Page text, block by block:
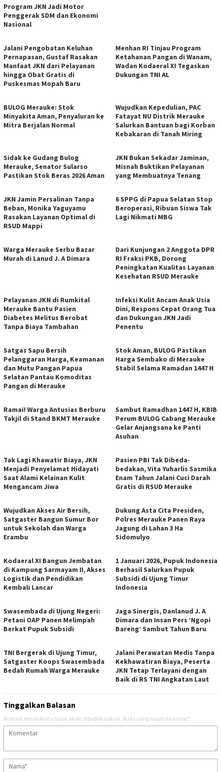
Program JKN Jadi Motor
Penggerak SDM dan Ekonomi
Nasional
Jalani Pengobatan Keluhan
Pernapasan, Gustaf Rasakan
Manfaat JKN dari Pelayanan
hingga Obat Gratis di
Puskesmas Mopah Baru
Menhan RI Tinjau Program
Ketahanan Pangan di Wanam,
Wadan Kodaeral XI Tegaskan
Dukungan TNI AL
BULOG Merauke: Stok
Minyakita Aman, Penyaluran ke
Mitra Berjalan Normal
Wujudkan Kepedulian, PAC
Fatayat NU Distrik Merauke
Salurkan Bantuan bagi Korban
Kebakaran di Tanah Miring
Sidak ke Gudang Bulog
Merauke, Senator Sularso
Pastikan Stok Beras 2026 Aman
JKN Bukan Sekadar Jaminan,
Misnah Buktikan Pelayanan
yang Membuatnya Tenang
JKN Jamin Persalinan Tanpa
Beban, Monika Yaguyamu
Rasakan Layanan Optimal di
RSUD Mappi
6 SPPG di Papua Selatan Stop
Beroperasi, Ribuan Siswa Tak
Lagi Nikmati MBG
Warga Merauke Serbu Bazar
Murah di Lanud J. A Dimara
Dari Kunjungan 2 Anggota DPR
RI Fraksi PKB, Dorong
Peningkatan Kualitas Layanan
Kesehatan RSUD Merauke
Pelayanan JKN di Rumkital
Merauke Bantu Pasien
Diabetes Melitus Berobat
Tanpa Biaya Tambahan
Infeksi Kulit Ancam Anak Usia
Dini, Respons Cepat Orang Tua
dan Dukungan JKN Jadi
Penentu
Satgas Sapu Bersih
Pelanggaran Harga, Keamanan
dan Mutu Pangan Papua
Selatan Pantau Komoditas
Pangan di Merauke
Stok Aman, BULOG Pastikan
Harga Sembako di Merauke
Stabil Selama Ramadan 1447 H
Ramai! Warga Antusias Berburu
Takjil di Stand BKMT Merauke
Sambut Ramadhan 1447 H, KBIB
Perum BULOG Cabang Merauke
Gelar Anjangsana ke Panti
Asuhan
Tak Lagi Khawatir Biaya, JKN
Menjadi Penyelamat Hidayati
Saat Alami Kelainan Kulit
Mengancam Jiwa
Pasien PBI Tak Dibeda-
bedakan, Vita Yuharlis Sasmika
Enam Tahun Jalani Cuci Darah
Gratis di RSUD Merauke
​Wujudkan Akses Air Bersih,
Satgaster Bangun Sumur Bor
untuk Sekolah dan Warga
Erambu
​Dukung Asta Cita Presiden,
Polres Merauke Panen Raya
Jagung di Lahan 3 Ha
Sidomulyo
Kodaeral XI Bangun Jembatan
di Kampung Sarmayam II, Akses
Logistik dan Pendidikan
Kembali Lancar
1 Januari 2026, Pupuk Indonesia
Berhasil Salurkan Pupuk
Subsidi di Ujung Timur
Indonesia
Swasembada di Ujung Negeri:
Petani OAP Panen Melimpah
Berkat Pupuk Subsidi
Jaga Sinergis, Danlanud J. A
Dimara dan Insan Pers ‘Ngopi
Bareng’ Sambut Tahun Baru
TNI Bergerak di Ujung Timur,
Satgaster Koops Swasembada
Bedah Rumah Warga Merauke
Jalani Perawatan Medis Tanpa
Kekhawatiran Biaya, Peserta
JKN Tetap Terlayani dengan
Baik di RS TNI Angkatan Laut
Tinggalkan Balasan
Alamat email Anda tidak akan dipublikasikan. Ruas yang wajib ditandai *